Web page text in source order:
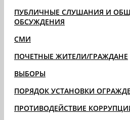
ПУБЛИЧНЫЕ СЛУШАНИЯ И
ОБСУЖДЕНИЯ
СМИ
ПОЧЕТНЫЕ ЖИТЕЛИ/ГРАЖДАНЕ
ВЫБОРЫ
ПОРЯДОК УСТАНОВКИ
ПРОТИВОДЕЙСТВИЕ